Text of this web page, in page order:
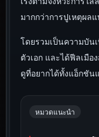
มากกว่าการปูเหตุผล
โดยรวมเป็นความบัน
ตัวเอก และได้ฟีลเมื
ดูที่อยากได้ทั้งแอ็กชัน
หมวดแนะนำ